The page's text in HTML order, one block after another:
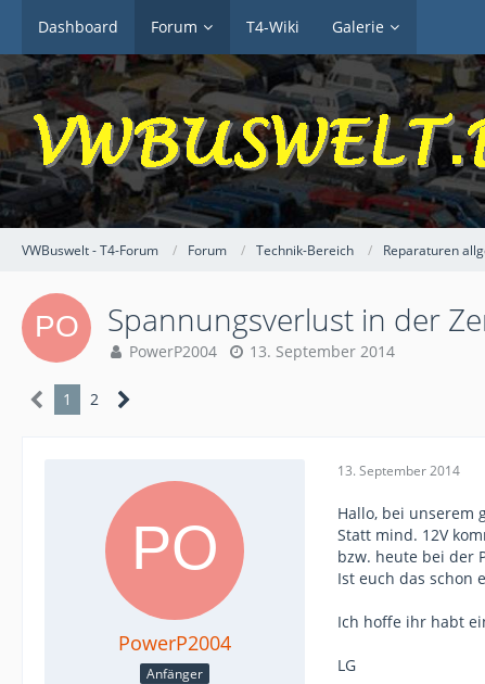
Dashboard Forum T4-Wiki Galerie
VWBuswelt - T4-Forum Forum Technik-Bereich Reparaturen
Spannungsverlust in der
PowerP2004 13. September 2014
1 2
PowerP2004
Anfänger
13. September 2014
Hallo, bei unserem
Statt mind. 12V
bzw. heute bei der
Ist euch das schon
Ich hoffe ihr habt
LG